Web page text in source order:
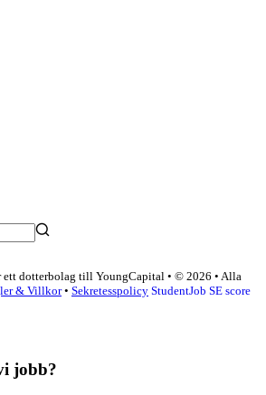
ett dotterbolag till YoungCapital • © 2026 • Alla
& Villkor• Sekretesspolicy StudentJob SE score
jobb?